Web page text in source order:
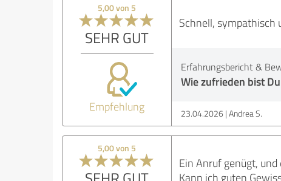
5,00 von 5
SEHR GUT
Empfehlung
Schnell, sympathisch
Erfahrungsbericht &
Wie zufrieden bist
23.04.2026 Andrea S.
5,00 von 5
Ein Anruf genügt, und
Kann ich guten